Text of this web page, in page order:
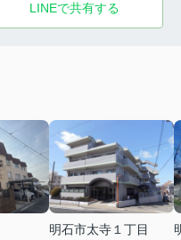
LINEで共有する
明石市太寺１丁目